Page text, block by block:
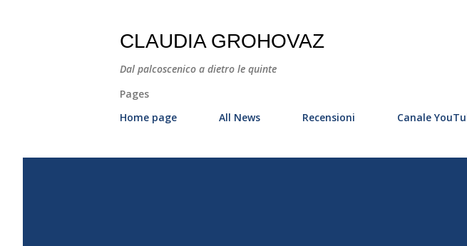
CLAUDIA GROHOVAZ
Dal palcoscenico a dietro le quinte
Pages
Home page
All News Recensioni Canale